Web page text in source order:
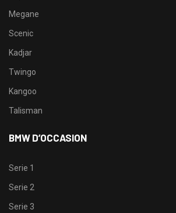
Megane
Scenic
Kadjar
Twingo
Kangoo
Talisman
BMW D’OCCASION
Serie 1
Serie 2
Serie 3